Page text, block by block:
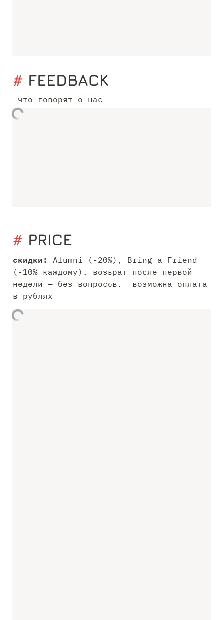
# FEEDBACK
что говорят о нас
# PRICE
скидки: Alumni (-20%), Bring a Friend
(-10% каждому). возврат после первой
недели — без вопросов.  возможна оплата
в рублях